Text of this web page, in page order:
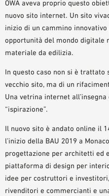
ORDINE CAMPIONE
OWA aveva proprio questo
nuovo sito internet. Un sito
inizio di un cammino innovativo
opportunità del mondo digitale
materiale da edilizia.
In questo caso non si è
vecchio sito, ma di un
Una vetrina internet
“ispirazione”.
Il nuovo sito è andato online il
l’inizio della BAU 2019 a
progettazione per architetti ed
piattaforma di design per
idee per costruttori e
rivenditori e commercianti e